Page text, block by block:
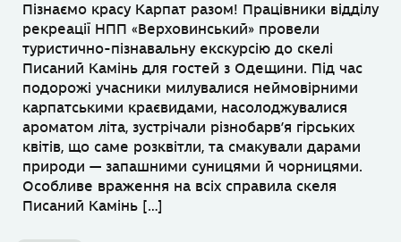
Пізнаємо красу Карпат разом! Працівники відділу
рекреації НПП «Верховинський» провели
туристично-пізнавальну екскурсію до скелі
Писаний Камінь для гостей з Одещини. Під час
подорожі учасники милувалися неймовірними
карпатськими краєвидами, насолоджувалися
ароматом літа, зустрічали різнобарв’я гірських
квітів, що саме розквітли, та смакували дарами
природи — запашними суницями й чорницями.
Особливе враження на всіх справила скеля
Писаний Камінь […]